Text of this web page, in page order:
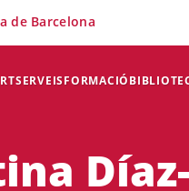
SERVEISFORMACIÓ
de Barcelona